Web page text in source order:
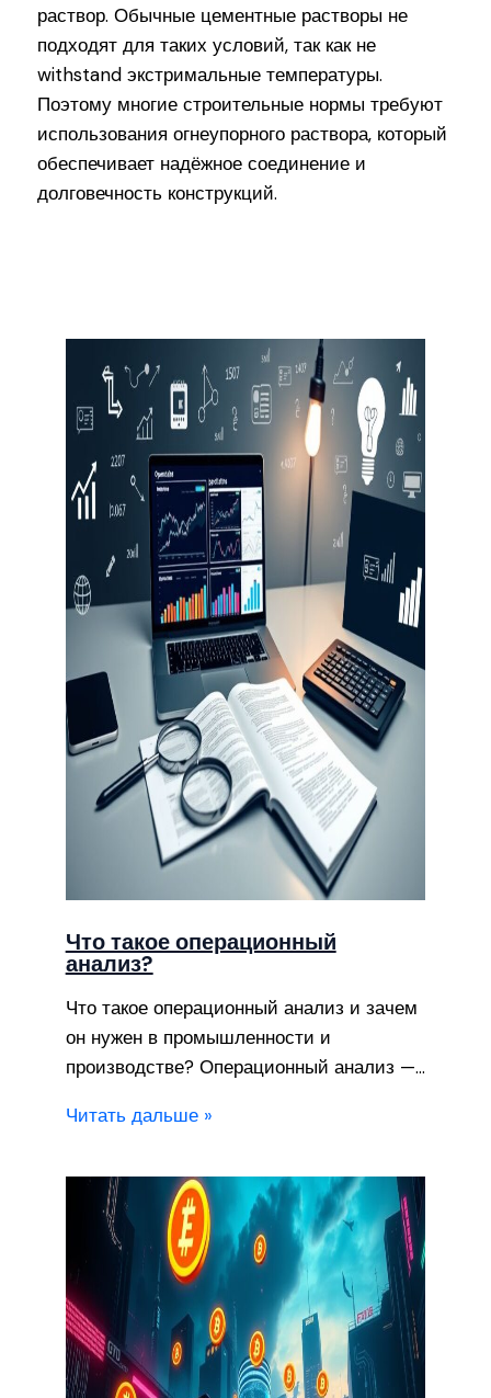
раствор. Обычные цементные растворы не
подходят для таких условий, так как не
withstand экстримальные температуры.
Поэтому многие строительные нормы требуют
использования огнеупорного раствора, который
обеспечивает надёжное соединение и
долговечность конструкций.
Что такое операционный
анализ?
Что такое операционный анализ и зачем
он нужен в промышленности и
производстве? Операционный анализ —…
Читать дальше »